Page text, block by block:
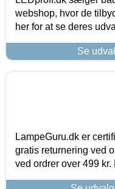
webshop, hvor de
her for at se deres
Se
LampeGuru.dk er
gratis returnering ved
ved ordrer over 499